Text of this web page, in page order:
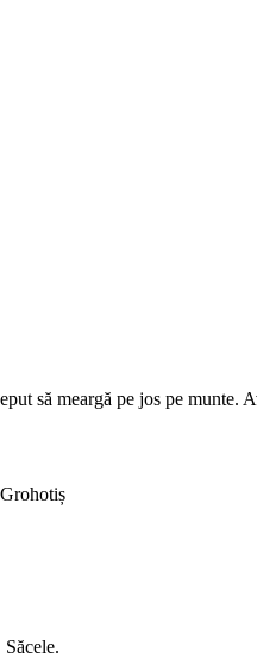
să meargă pe jos pe munte.